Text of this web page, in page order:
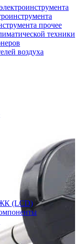
прочее
техники
воздуха
(LCD)